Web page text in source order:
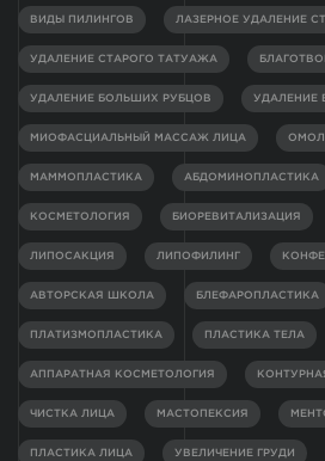
ВИДЫ ПИЛИНГОВ ЛАЗЕРНОЕ УДАЛЕНИЕ
УДАЛЕНИЕ СТАРОГО ТАТУАЖА
УДАЛЕНИЕ БОЛЬШИХ РУБЦОВ УДАЛЕНИЕ
МИОФАСЦИАЛЬНЫЙ МАССАЖ ЛИЦА
МАММОПЛАСТИКА АБДОМИНОПЛАСТИКА
КОСМЕТОЛОГИЯ БИОРЕВИТАЛИЗАЦИЯ
ЛИПОСАКЦИЯ ЛИПОФИЛИНГ
АВТОРСКАЯ ШКОЛА БЛЕФАРОПЛАСТИКА
ПЛАТИЗМОПЛАСТИКА ПЛАСТИКА ТЕЛА
АППАРАТНАЯ КОСМЕТОЛОГИЯ
ЧИСТКА ЛИЦА МАСТОПЕКСИЯ
ПЛАСТИКА ЛИЦА УВЕЛИЧЕНИЕ ГРУДИ